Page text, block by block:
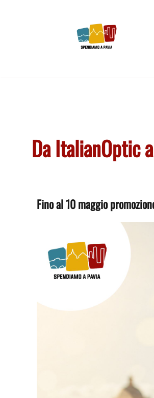
Skip to main content
Da ItalianOptic
Fino al 10 maggio